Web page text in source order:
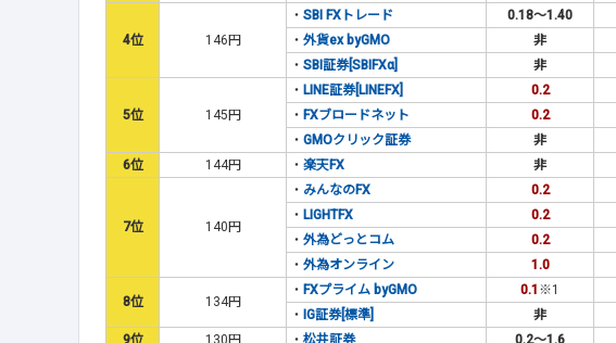
4位 146円
・ SBI FXトレード 0.18～1.40
・ 外貨ex byGMO 非
・ SBI証券[SBIFXα] 非
5位 145円
・ LINE証券[LINEFX] 0.2
・ FXブロードネット 0.2
・ GMOクリック証券 非
6位
144円 ・ 楽天FX 非
7位 140円
・ みんなのFX 0.2
・ LIGHTFX 0.2
・ 外為どっとコム 0.2
・ 外為オンライン 1.0
8位 134円
・ FXプライム byGMO 0.1 ※1
・ IG証券[標準] 非
9位
130円 ・ 松井証券 0.2～1.6